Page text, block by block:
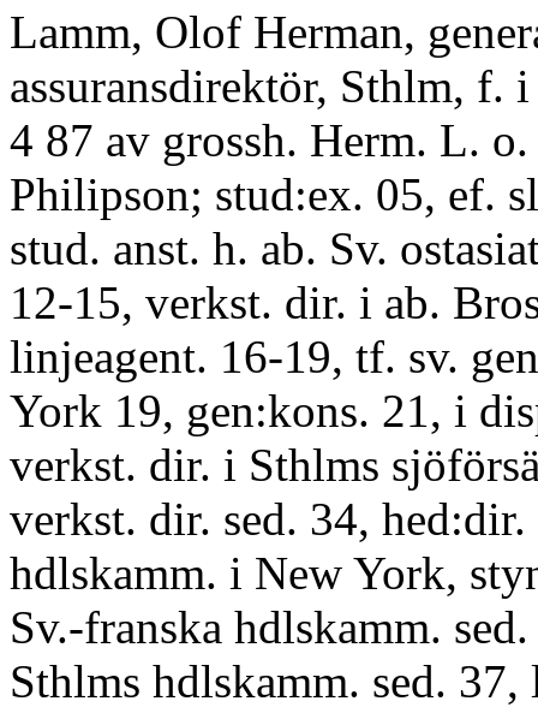
Lamm, Olof Herman,
assuransdirektör, Sthlm, f.
4 87 av grossh. Herm. L.
Philipson; stud:ex. 05, ef.
stud. anst. h. ab. Sv.
12-15, verkst. dir. i ab.
linjeagent. 16-19, tf. sv.
York 19, gen:kons. 21, i
verkst. dir. i Sthlms
verkst. dir. sed. 34, hed:dir.
hdlskamm. i New York,
Sv.-franska hdlskamm.
Sthlms hdlskamm. sed. 37,